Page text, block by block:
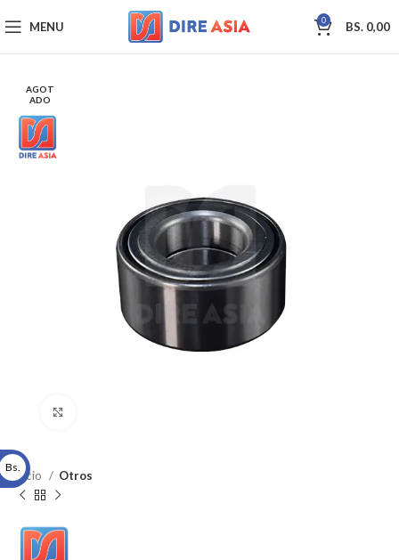
MENU 0 BS. 0,00
AGOT
ADO
Inicio Otros
Bs.